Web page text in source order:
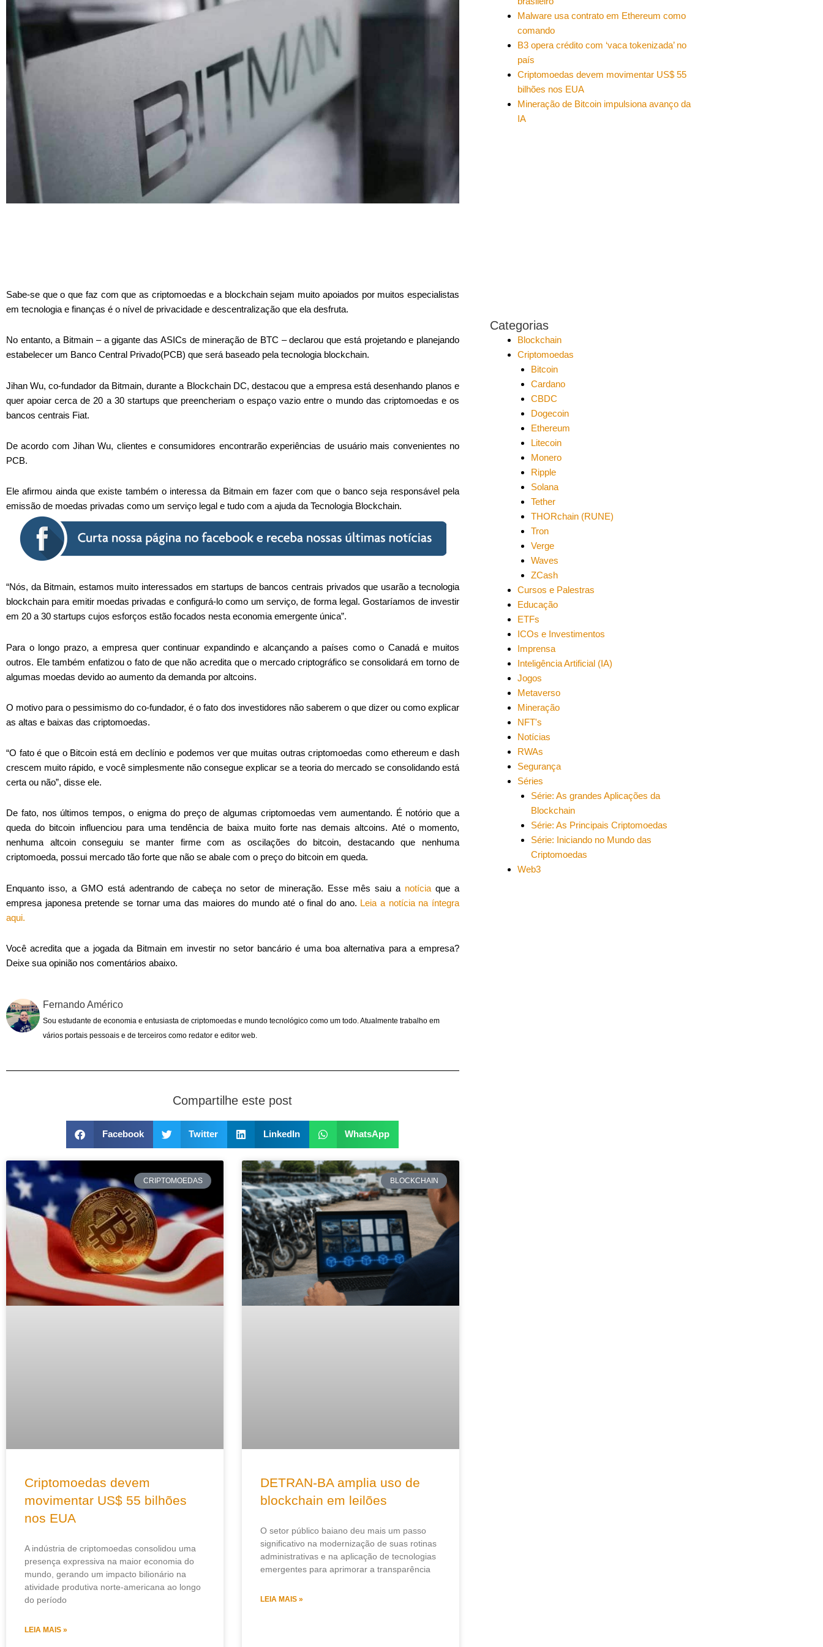
Sabe-se que o que faz com que as criptomoedas e a blockchain sejam muito apoiados por muitos especialistas
em tecnologia e finanças é o nível de privacidade e descentralização que ela desfruta.
No entanto, a Bitmain – a gigante das ASICs de mineração de BTC – declarou que está projetando e planejando
estabelecer um Banco Central Privado(PCB) que será baseado pela tecnologia blockchain.
Jihan Wu, co-fundador da Bitmain, durante a Blockchain DC, destacou que a empresa está desenhando planos e
quer apoiar cerca de 20 a 30 startups que preencheriam o espaço vazio entre o mundo das criptomoedas e os
bancos centrais Fiat.
De acordo com Jihan Wu, clientes e consumidores encontrarão experiências de usuário mais convenientes no
PCB.
Ele afirmou ainda que existe também o interessa da Bitmain em fazer com que o banco seja responsável ​​pela
emissão de moedas privadas como um serviço legal e tudo com a ajuda da Tecnologia Blockchain.
“Nós, da Bitmain, estamos muito interessados em startups de bancos centrais privados que usarão a tecnologia
blockchain para emitir moedas privadas e configurá-lo como um serviço, de forma legal. Gostaríamos de investir
em 20 a 30 startups cujos esforços estão focados nesta economia emergente única”.
Para o longo prazo, a empresa quer continuar expandindo e alcançando a países como o Canadá e muitos
outros. Ele também enfatizou o fato de que não acredita que o mercado criptográfico se consolidará em torno de
algumas moedas devido ao aumento da demanda por altcoins.
O motivo para o pessimismo do co-fundador, é o fato dos investidores não saberem o que dizer ou como explicar
as altas e baixas das criptomoedas.
“O fato é que o Bitcoin está em declínio e podemos ver que muitas outras criptomoedas como ethereum e dash
crescem muito rápido, e você simplesmente não consegue explicar se a teoria do mercado se consolidando está
certa ou não”, disse ele.
De fato, nos últimos tempos, o enigma do preço de algumas criptomoedas vem aumentando. É notório que a
queda do bitcoin influenciou para uma tendência de baixa muito forte nas demais altcoins. Até o momento,
nenhuma altcoin conseguiu se manter firme com as oscilações do bitcoin, destacando que nenhuma
criptomoeda, possui mercado tão forte que não se abale com o preço do bitcoin em queda.
Enquanto isso, a GMO está adentrando de cabeça no setor de mineração. Esse mês saiu a notícia que a
empresa japonesa pretende se tornar uma das maiores do mundo até o final do ano. Leia a notícia na íntegra
aqui.
Você acredita que a jogada da Bitmain em investir no setor bancário é uma boa alternativa para a empresa?
Deixe sua opinião nos comentários abaixo.
Fernando Américo
Sou estudante de economia e entusiasta de criptomoedas e mundo tecnológico como um todo. Atualmente trabalho em
vários portais pessoais e de terceiros como redator e editor web.
Compartilhe este post
Facebook Twitter LinkedIn WhatsApp
CRIPTOMOEDAS
Criptomoedas devem
movimentar US$ 55 bilhões
nos EUA
A indústria de criptomoedas consolidou uma
presença expressiva na maior economia do
mundo, gerando um impacto bilionário na
atividade produtiva norte-americana ao longo
do período
LEIA MAIS »
BLOCKCHAIN
DETRAN-BA amplia uso de
blockchain em leilões
O setor público baiano deu mais um passo
significativo na modernização de suas rotinas
administrativas e na aplicação de tecnologias
emergentes para aprimorar a transparência
LEIA MAIS »
Malware usa contrato em Ethereum como
comando
B3 opera crédito com ‘vaca tokenizada’ no
país
Criptomoedas devem movimentar US$ 55
bilhões nos EUA
Mineração de Bitcoin impulsiona avanço da
IA
Categorias
Blockchain
Criptomoedas
Bitcoin
Cardano
CBDC
Dogecoin
Ethereum
Litecoin
Monero
Ripple
Solana
Tether
THORchain (RUNE)
Tron
Verge
Waves
ZCash
Cursos e Palestras
Educação
ETFs
ICOs e Investimentos
Imprensa
Inteligência Artificial (IA)
Jogos
Metaverso
Mineração
NFT's
Notícias
RWAs
Segurança
Séries
Série: As grandes Aplicações da
Blockchain
Série: As Principais Criptomoedas
Série: Iniciando no Mundo das
Criptomoedas
Web3